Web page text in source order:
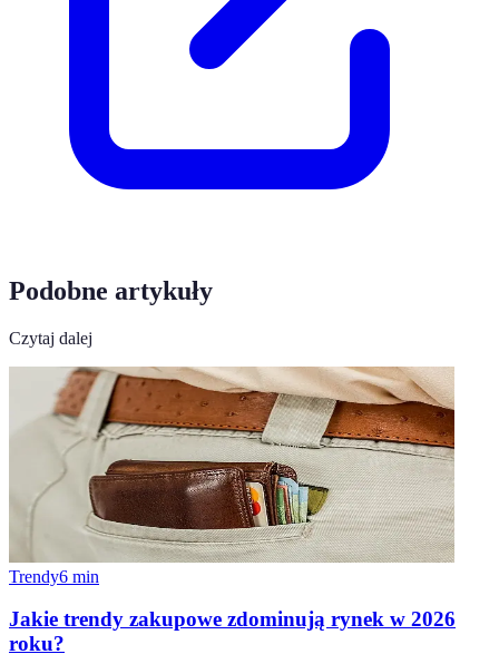
Podobne artykuły
Czytaj dalej
Trendy6 min
Jakie trendy zakupowe zdominują rynek w 2026
roku?